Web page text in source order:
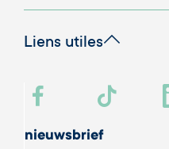
Liens utiles
nieuwsbrief